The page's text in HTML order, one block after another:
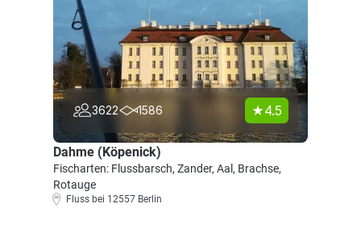
3622 1586 4.5
Dahme (Köpenick)
Fischarten: Flussbarsch, Zander, Aal, Brachse,
Rotauge
Fluss bei 12557 Berlin